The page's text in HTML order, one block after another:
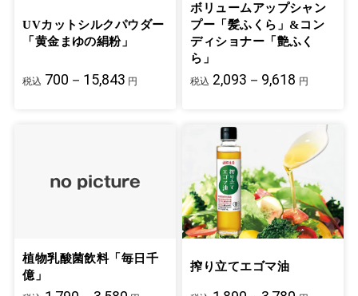
UVカットシルクパウダー
「黄金まゆの絹粉」
税込 700－15,843 円
ボリュームアップシャン
プー「髪ふくら」&コン
ディショナー「艶ふく
ら」
税込 2,093－9,618 円
植物乳酸菌飲料「毎日千
億」
搾り立てエゴマ油